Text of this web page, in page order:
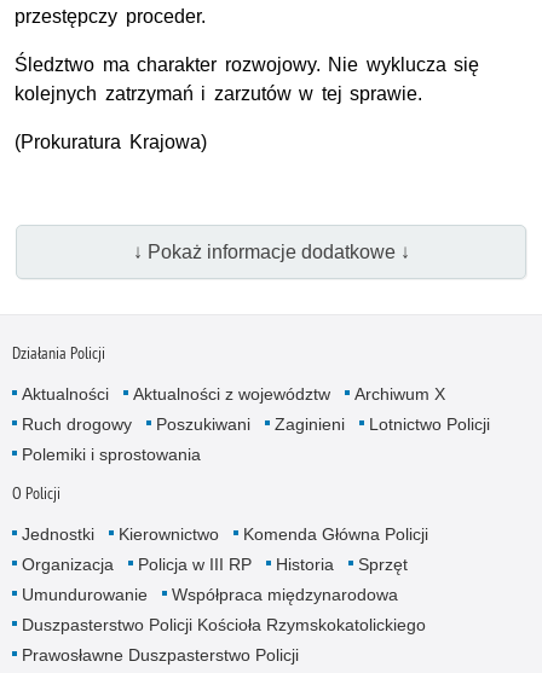
przestępczy proceder.
Śledztwo ma charakter rozwojowy. Nie wyklucza się
kolejnych zatrzymań i zarzutów w tej sprawie.
(Prokuratura Krajowa)
↓ Pokaż informacje dodatkowe ↓
Działania Policji
Aktualności Aktualności z województw
Archiwum X
Ruch drogowy
Poszukiwani Zaginieni
Lotnictwo Policji
Polemiki i sprostowania
O Policji
Jednostki Kierownictwo
Komenda Główna Policji
Organizacja
Policja w III RP Historia
Sprzęt
Umundurowanie
Współpraca międzynarodowa
Duszpasterstwo Policji Kościoła Rzymskokatolickiego
Prawosławne Duszpasterstwo Policji